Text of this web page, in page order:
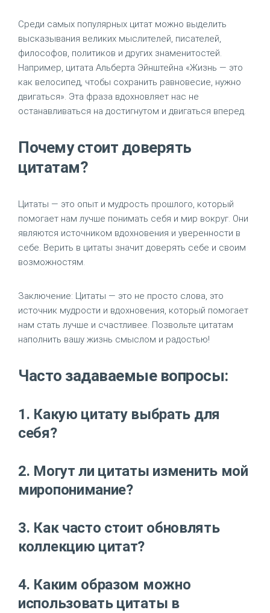
Среди самых популярных цитат можно выделить
высказывания великих мыслителей, писателей,
философов, политиков и других знаменитостей.
Например, цитата Альберта Эйнштейна «Жизнь — это
как велосипед, чтобы сохранить равновесие, нужно
двигаться». Эта фраза вдохновляет нас не
останавливаться на достигнутом и двигаться вперед.
Почему стоит доверять
цитатам?
Цитаты — это опыт и мудрость прошлого, который
помогает нам лучше понимать себя и мир вокруг. Они
являются источником вдохновения и уверенности в
себе. Верить в цитаты значит доверять себе и своим
возможностям.
Заключение: Цитаты — это не просто слова, это
источник мудрости и вдохновения, который помогает
нам стать лучше и счастливее. Позвольте цитатам
наполнить вашу жизнь смыслом и радостью!
Часто задаваемые вопросы:
1. Какую цитату выбрать для
себя?
2. Могут ли цитаты изменить мой
миропонимание?
3. Как часто стоит обновлять
коллекцию цитат?
4. Каким образом можно
использовать цитаты в